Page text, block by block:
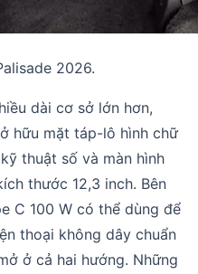
2026.
dài cơ sở lớn hơn,
hữu mặt táp-lô hình chữ
thuật số và màn hình
thước 12,3 inch. Bên
C 100 W có thể dùng để
thoại không dây chuẩn
ở cả hai hướng. Những